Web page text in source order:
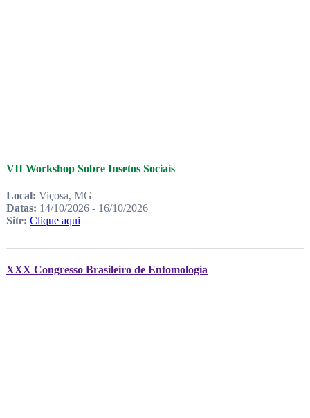
VII Workshop Sobre Insetos Sociais
Local: Viçosa, MG
Datas: 14/10/2026 - 16/10/2026
Site: Clique aqui
XXX Congresso Brasileiro de Entomologia